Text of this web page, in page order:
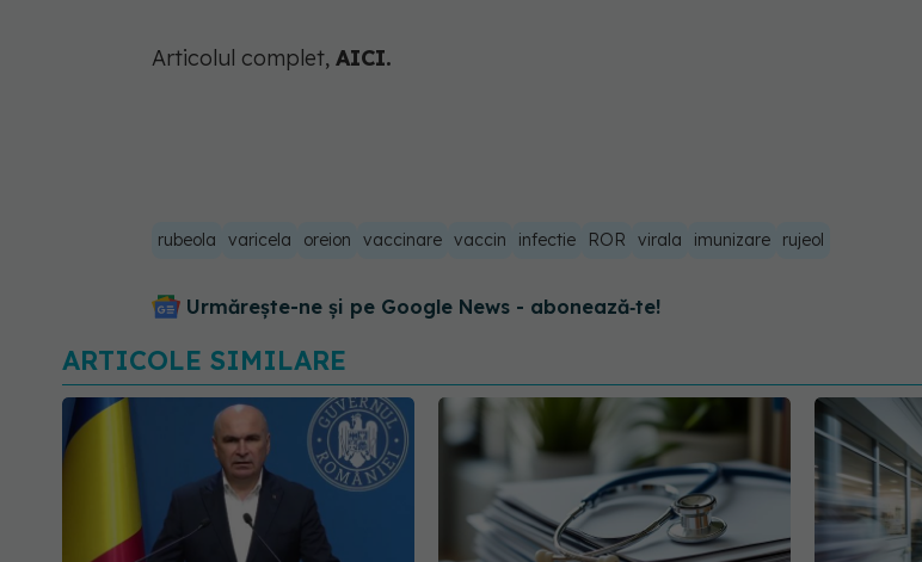
Articolul complet, AICI.
rubeola varicela oreion vaccinare vaccin infectie ROR virala imunizare rujeol
Urmărește-ne și pe Google News - abonează‑te!
ARTICOLE SIMILARE